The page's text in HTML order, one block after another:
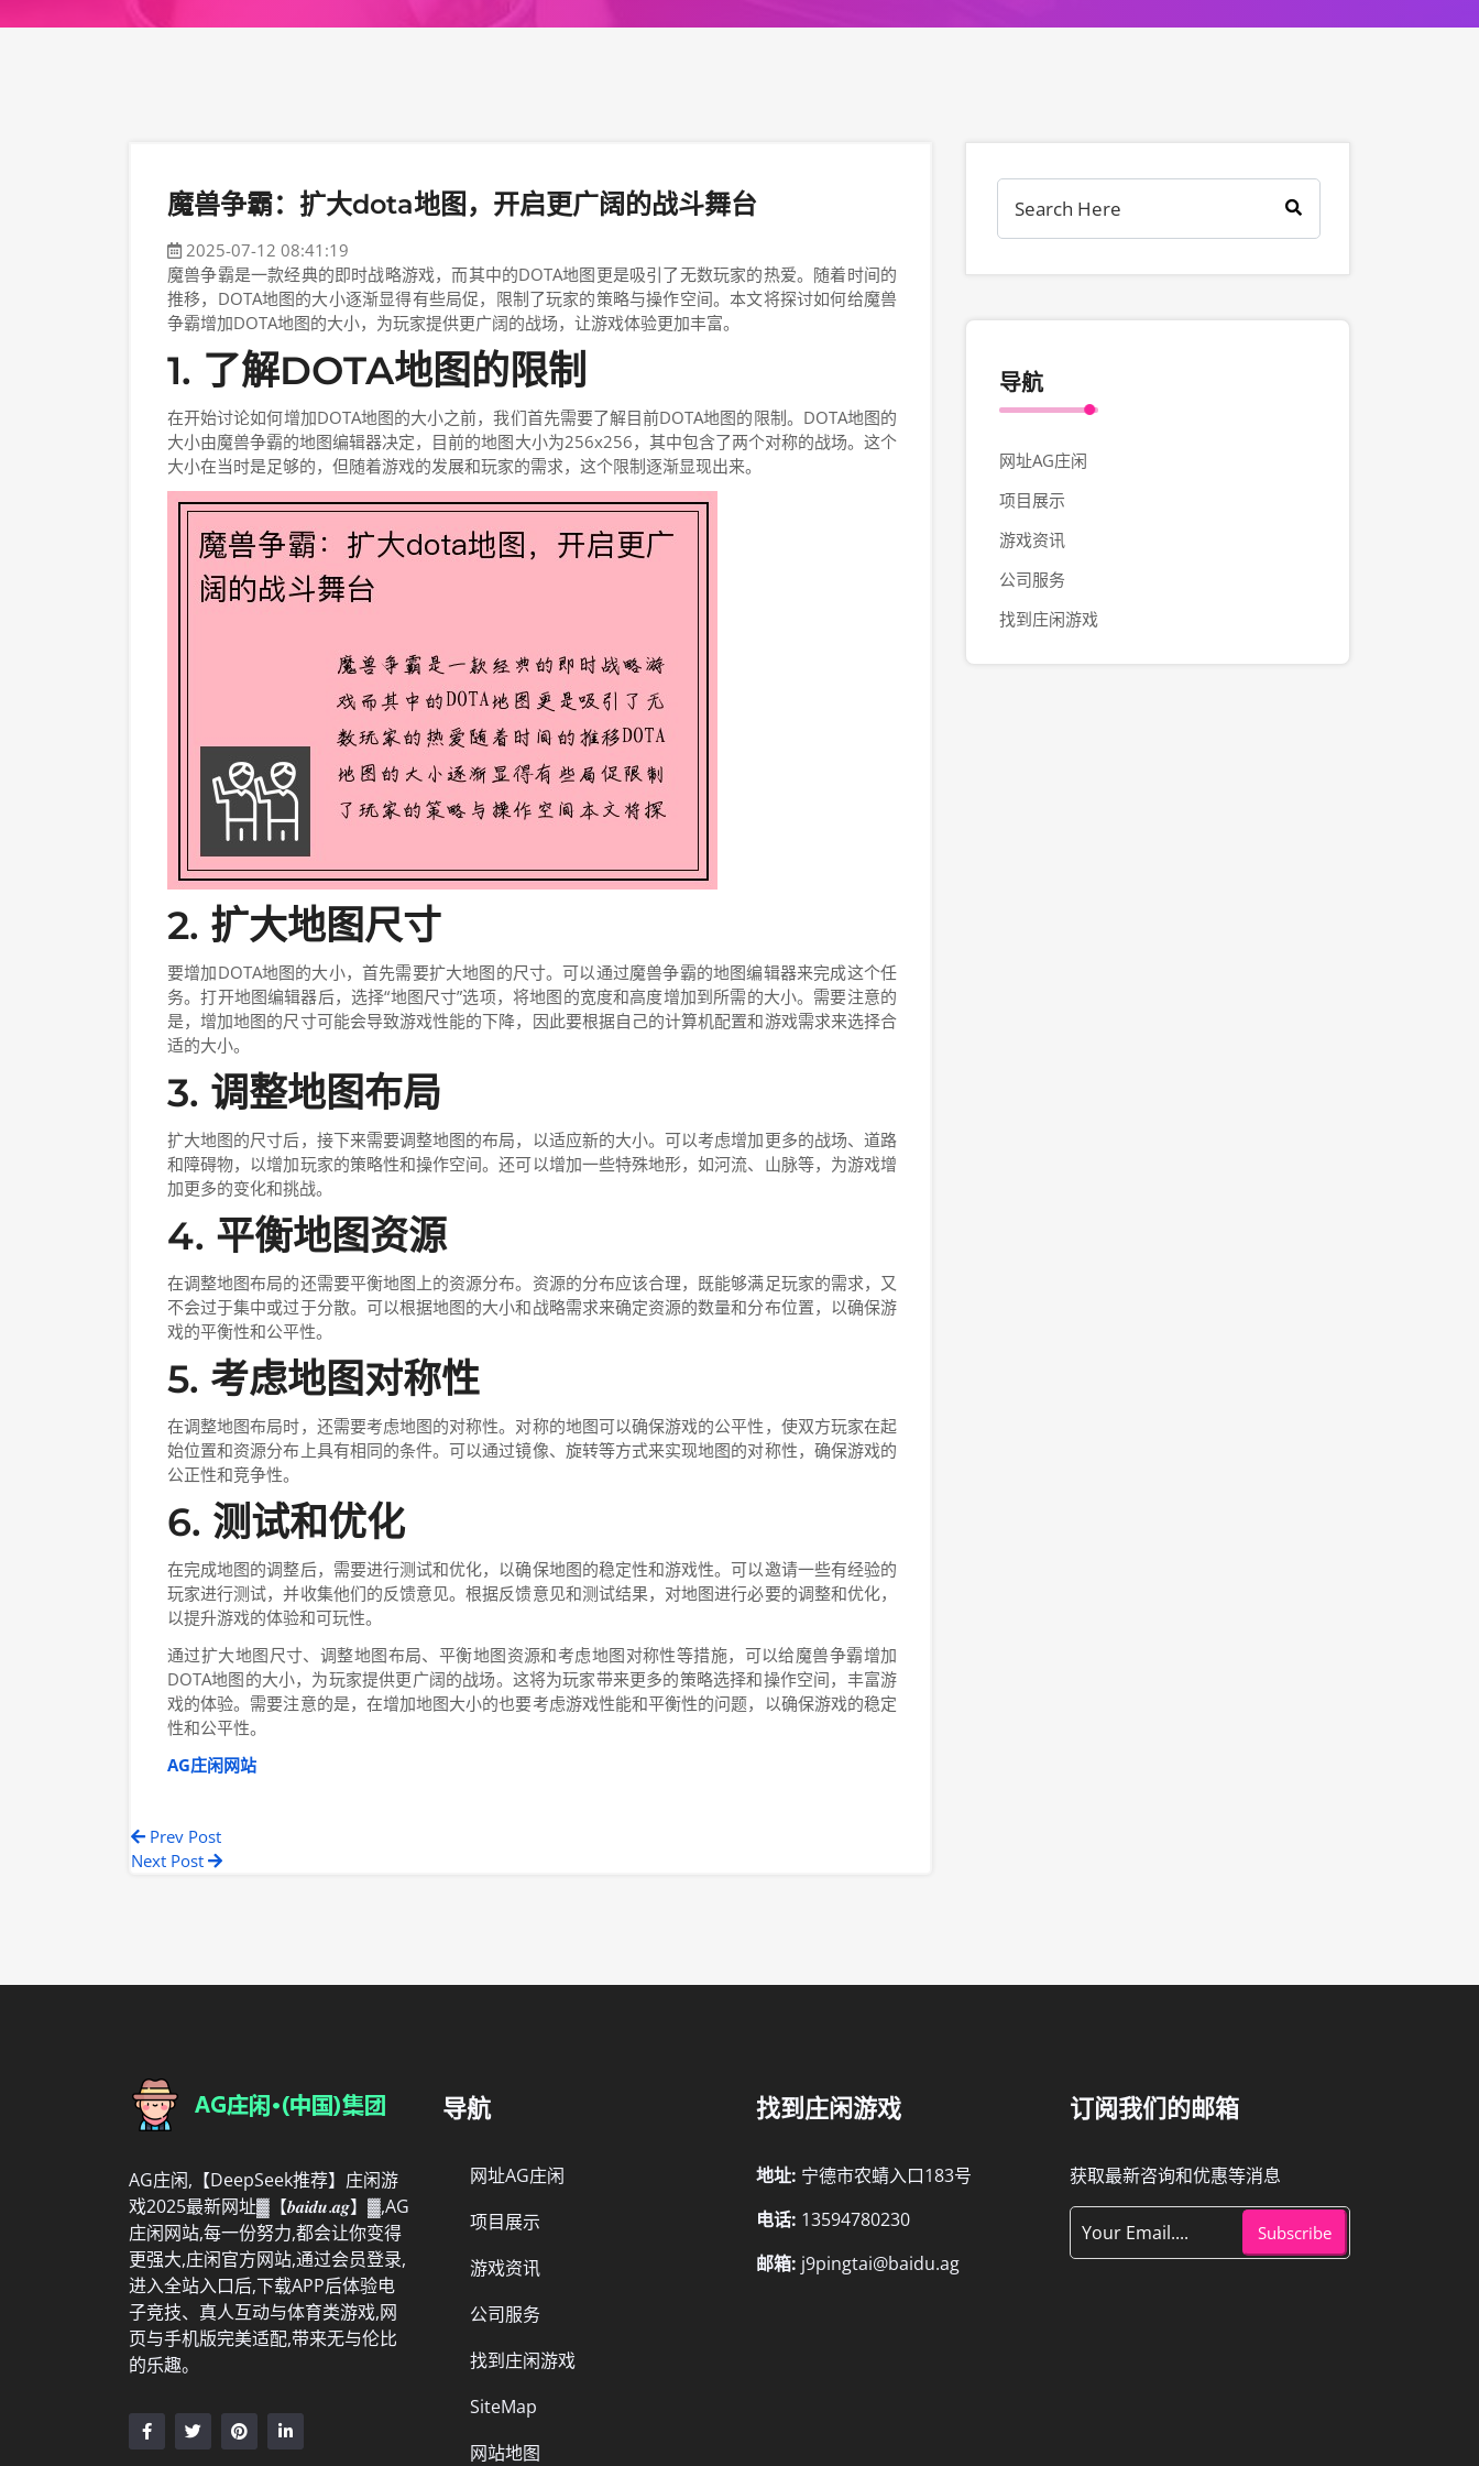
魔兽争霸：扩大dota地图，开启更广阔的战斗舞台
2025-07-12 08:41:19
魔兽争霸是一款经典的即时战略游戏，而其中的DOTA地图更是吸引了无数玩家的热爱。随着时间的
推移，DOTA地图的大小逐渐显得有些局促，限制了玩家的策略与操作空间。本文将探讨如何给魔兽
争霸增加DOTA地图的大小，为玩家提供更广阔的战场，让游戏体验更加丰富。
1. 了解DOTA地图的限制
在开始讨论如何增加DOTA地图的大小之前，我们首先需要了解目前DOTA地图的限制。DOTA地图的
大小由魔兽争霸的地图编辑器决定，目前的地图大小为256x256，其中包含了两个对称的战场。这个
大小在当时是足够的，但随着游戏的发展和玩家的需求，这个限制逐渐显现出来。
2. 扩大地图尺寸
要增加DOTA地图的大小，首先需要扩大地图的尺寸。可以通过魔兽争霸的地图编辑器来完成这个任
务。打开地图编辑器后，选择“地图尺寸”选项，将地图的宽度和高度增加到所需的大小。需要注意的
是，增加地图的尺寸可能会导致游戏性能的下降，因此要根据自己的计算机配置和游戏需求来选择合
适的大小。
3. 调整地图布局
扩大地图的尺寸后，接下来需要调整地图的布局，以适应新的大小。可以考虑增加更多的战场、道路
和障碍物，以增加玩家的策略性和操作空间。还可以增加一些特殊地形，如河流、山脉等，为游戏增
加更多的变化和挑战。
4. 平衡地图资源
在调整地图布局的还需要平衡地图上的资源分布。资源的分布应该合理，既能够满足玩家的需求，又
不会过于集中或过于分散。可以根据地图的大小和战略需求来确定资源的数量和分布位置，以确保游
戏的平衡性和公平性。
5. 考虑地图对称性
在调整地图布局时，还需要考虑地图的对称性。对称的地图可以确保游戏的公平性，使双方玩家在起
始位置和资源分布上具有相同的条件。可以通过镜像、旋转等方式来实现地图的对称性，确保游戏的
公正性和竞争性。
6. 测试和优化
在完成地图的调整后，需要进行测试和优化，以确保地图的稳定性和游戏性。可以邀请一些有经验的
玩家进行测试，并收集他们的反馈意见。根据反馈意见和测试结果，对地图进行必要的调整和优化，
以提升游戏的体验和可玩性。
通过扩大地图尺寸、调整地图布局、平衡地图资源和考虑地图对称性等措施，可以给魔兽争霸增加
DOTA地图的大小，为玩家提供更广阔的战场。这将为玩家带来更多的策略选择和操作空间，丰富游
戏的体验。需要注意的是，在增加地图大小的也要考虑游戏性能和平衡性的问题，以确保游戏的稳定
性和公平性。
AG庄闲网站
Prev Post
Next Post
导航
网址AG庄闲
项目展示
游戏资讯
公司服务
找到庄闲游戏
AG庄闲,【DeepSeek推荐】庄闲游
戏2025最新网址▓【𝒃𝒂𝒊𝒅𝒖.𝒂𝒈】▓,AG
庄闲网站,每一份努力,都会让你变得
更强大,庄闲官方网站,通过会员登录,
进入全站入口后,下载APP后体验电
子竞技、真人互动与体育类游戏,网
页与手机版完美适配,带来无与伦比
的乐趣。
导航
网址AG庄闲
项目展示
游戏资讯
公司服务
找到庄闲游戏
SiteMap
网站地图
找到庄闲游戏
地址: 宁德市农蜻入口183号
电话: 13594780230
邮箱: j9pingtai@baidu.ag
订阅我们的邮箱
获取最新咨询和优惠等消息
Subscribe